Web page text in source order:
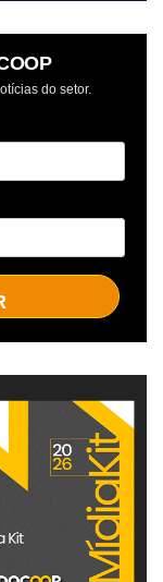
do setor.